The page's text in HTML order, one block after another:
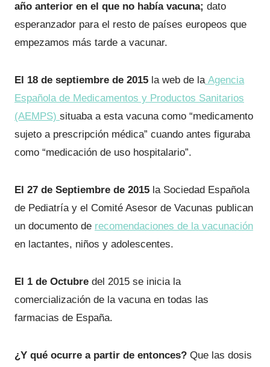
año anterior en el que no había vacuna; dato
esperanzador para el resto de países europeos que
empezamos más tarde a vacunar.
El 18 de septiembre de 2015 la web de laAgencia
Española de Medicamentos y Productos Sanitarios
(AEMPS) situaba a esta vacuna como “medicamento
sujeto a prescripción médica” cuando antes figuraba
como “medicación de uso hospitalario”.
El 27 de Septiembre de 2015 la Sociedad Española
de Pediatría y el Comité Asesor de Vacunas publican
un documento de recomendaciones de la vacunación
en lactantes, niños y adolescentes.
El 1 de Octubre del 2015 se inicia la
comercialización de la vacuna en todas las
farmacias de España.
¿Y qué ocurre a partir de entonces? Que las dosis